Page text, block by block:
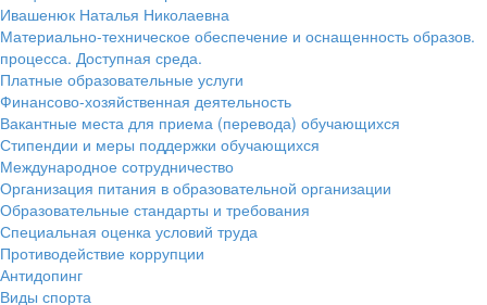
Ивашенюк Наталья Николаевна
Материально-техническое обеспечение и оснащенность образов.
процесса. Доступная среда.
Платные образовательные услуги
Финансово-хозяйственная деятельность
Вакантные места для приема (перевода) обучающихся
Стипендии и меры поддержки обучающихся
Международное сотрудничество
Организация питания в образовательной организации
Образовательные стандарты и требования
Специальная оценка условий труда
Противодействие коррупции
Антидопинг
Виды спорта